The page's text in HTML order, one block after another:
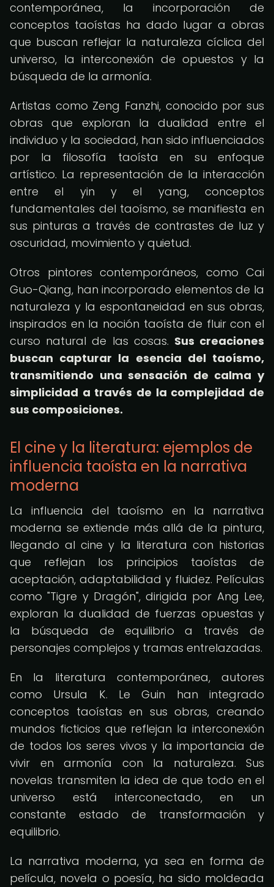
contemporánea, la incorporación de
conceptos taoístas ha dado lugar a obras
que buscan reflejar la naturaleza cíclica del
universo, la interconexión de opuestos y la
búsqueda de la armonía.
Artistas como Zeng Fanzhi, conocido por sus
obras que exploran la dualidad entre el
individuo y la sociedad, han sido influenciados
por la filosofía taoísta en su enfoque
artístico. La representación de la interacción
entre el yin y el yang, conceptos
fundamentales del taoísmo, se manifiesta en
sus pinturas a través de contrastes de luz y
oscuridad, movimiento y quietud.
Otros pintores contemporáneos, como Cai
Guo-Qiang, han incorporado elementos de la
naturaleza y la espontaneidad en sus obras,
inspirados en la noción taoísta de fluir con el
curso natural de las cosas. Sus creaciones
buscan capturar la esencia del taoísmo,
transmitiendo una sensación de calma y
simplicidad a través de la complejidad de
sus composiciones.
El cine y la literatura: ejemplos de
influencia taoísta en la narrativa
moderna
La influencia del taoísmo en la narrativa
moderna se extiende más allá de la pintura,
llegando al cine y la literatura con historias
que reflejan los principios taoístas de
aceptación, adaptabilidad y fluidez. Películas
como "Tigre y Dragón", dirigida por Ang Lee,
exploran la dualidad de fuerzas opuestas y
la búsqueda de equilibrio a través de
personajes complejos y tramas entrelazadas.
En la literatura contemporánea, autores
como Ursula K. Le Guin han integrado
conceptos taoístas en sus obras, creando
mundos ficticios que reflejan la interconexión
de todos los seres vivos y la importancia de
vivir en armonía con la naturaleza. Sus
novelas transmiten la idea de que todo en el
universo está interconectado, en un
constante estado de transformación y
equilibrio.
La narrativa moderna, ya sea en forma de
película, novela o poesía, ha sido moldeada